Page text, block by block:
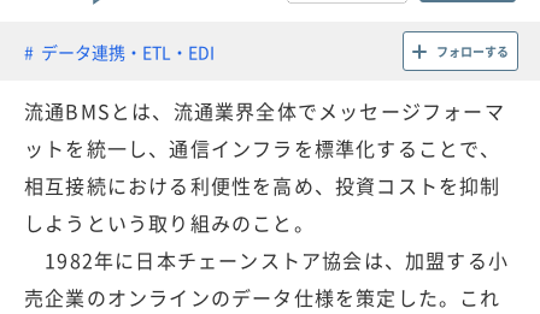
データ連携・ETL・EDI フォローする
流通BMSとは、流通業界全体でメッセージフォーマ
ットを統一し、通信インフラを標準化することで、
相互接続における利便性を高め、投資コストを抑制
しようという取り組みのこと。
1982年に日本チェーンストア協会は、加盟する小
売企業のオンラインのデータ仕様を策定した。これ